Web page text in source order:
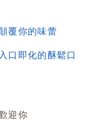
覆你的味蕾
口即化的酥鬆口
迎你